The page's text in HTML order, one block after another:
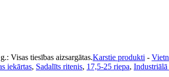
Visas tiesības aizsargātas.Karstie produkti -
iekārtas, Sadalīts ritenis, 17,5-25 riepa, Industriālā